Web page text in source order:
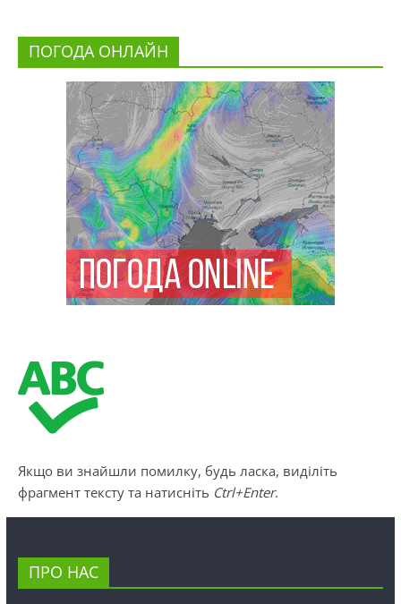
ПОГОДА ОНЛАЙН
Якщо ви знайшли помилку, будь ласка, виділіть
фрагмент тексту та натисніть Ctrl+Enter.
ПРО НАС